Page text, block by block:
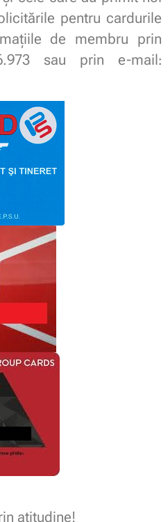
pentru cardurile
de membru prin
sau prin e-mail:
atitudine!